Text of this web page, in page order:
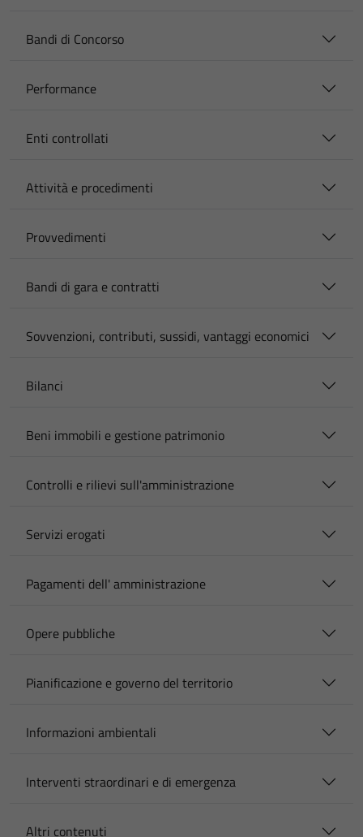
Bandi di Concorso
Performance
Enti controllati
Attività e procedimenti
Provvedimenti
Bandi di gara e contratti
Sovvenzioni, contributi, sussidi, vantaggi economici
Bilanci
Beni immobili e gestione patrimonio
Controlli e rilievi sull'amministrazione
Servizi erogati
Pagamenti dell' amministrazione
Opere pubbliche
Pianificazione e governo del territorio
Informazioni ambientali
Interventi straordinari e di emergenza
Altri contenuti